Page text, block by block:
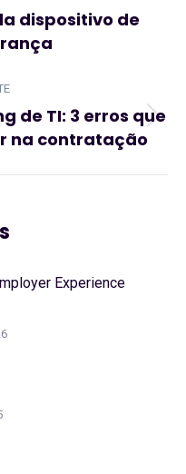
dispositivo de
de TI: 3 erros que
na contratação
Experience